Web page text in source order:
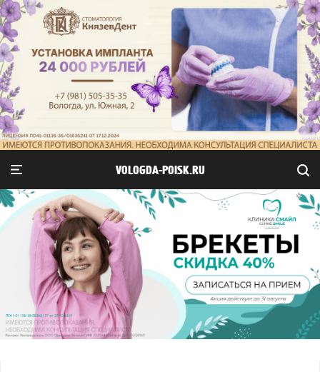
VOLOGDA-POISK.RU